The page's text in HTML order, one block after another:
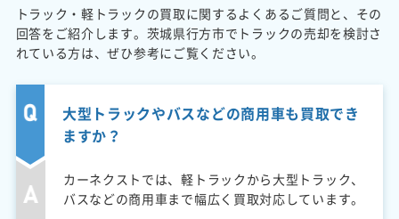
トラック・軽トラックの買取に関するよくあるご質問と、その
回答をご紹介します。茨城県行方市でトラックの売却を検討さ
れている方は、ぜひ参考にご覧ください。
大型トラックやバスなどの商用車も買取でき
ますか？
カーネクストでは、軽トラックから大型トラック、
バスなどの商用車まで幅広く買取対応しています。